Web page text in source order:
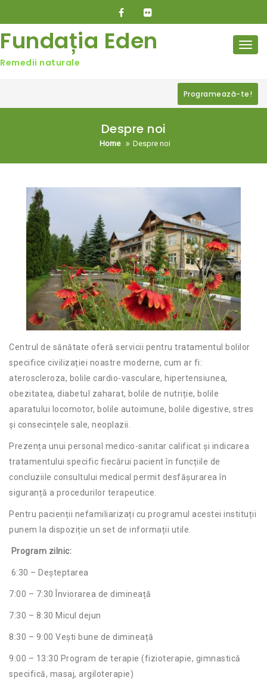
Fundația Eden
Remedii naturale
Programează-te!
Despre noi
Home Despre noi
Centrul de sănătate oferă servicii pentru tratamentul bolilor
specifice civilizației noastre moderne, cum ar fi:
ateroscleroza, bolile cardio-vasculare, hipertensiunea,
obezitatea, diabetul zaharat, bolile de nutriție, bolile
aparatului locomotor, bolile autoimune, bolile digestive, stres
și consecințele sale, neoplazii.
Prezența unui personal medico-sanitar calificat și indicarea
tratamentului specific fiecărui pacient în funcțiile de
concluziile consultului medical permit desfășurarea în
siguranță a procedurilor terapeutice.
Pentru pacienții nefamiliarizați cu programul acestei instituții
punem la dispoziție un set de informații utile.
Program zilnic:
6:30 – Deșteptarea
7:00 – 7:30 Înviorarea de dimineață
7:30 – 8:30 Micul dejun
8:30 – 9:00 Vești bune de dimineață
9:00 – 13:30 Program de terapie (fizioterapie, gimnastică
specifică, masaj, argiloterapie)